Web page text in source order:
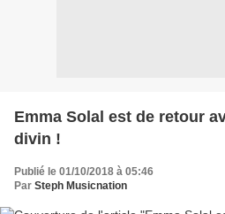
Emma Solal est de retour
divin !
Publié le 01/10/2018 à 05:46
Par Steph Musicnation